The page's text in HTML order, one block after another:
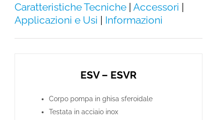
Caratteristiche Tecniche | Accessori |
Applicazioni e Usi | Informazioni
ESV – ESVR
Corpo pompa in ghisa sferoidale
Testata in acciaio inox